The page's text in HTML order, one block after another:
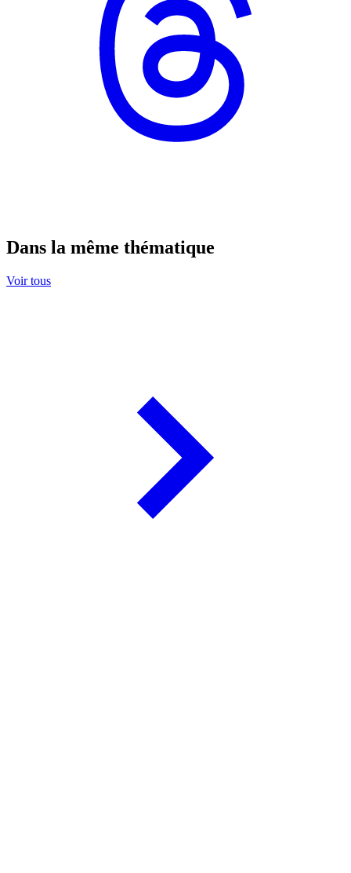
Dans la même thématique
Voir tous